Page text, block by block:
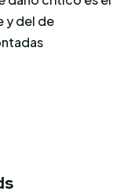
y del de